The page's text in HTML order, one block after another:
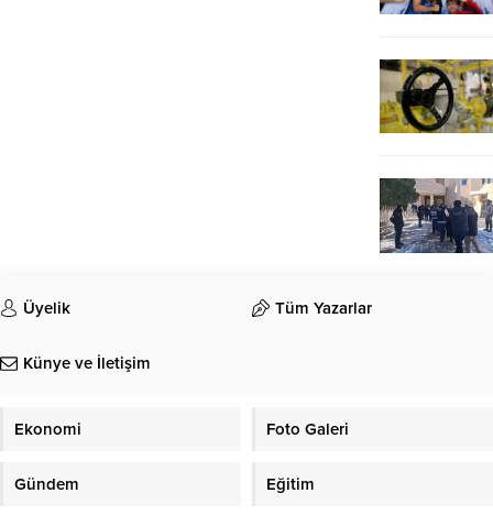
Üyelik Tüm Yazarlar
Künye ve İletişim
Ekonomi Foto Galeri
Gündem Eğitim